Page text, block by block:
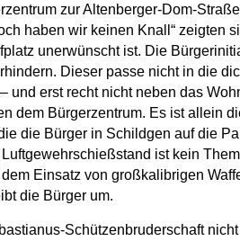
zur Altenberger-Dom-
haben wir keinen Knall“ zeigten
unerwünscht ist. Die
Dieser passe nicht in die
und erst recht nicht neben das
dem Bürgerzentrum. Es ist allein
die Bürger in Schildgen auf die
ist kein
Einsatz von großkalibrigen
die Bürger um.
Schützenbruderschaft